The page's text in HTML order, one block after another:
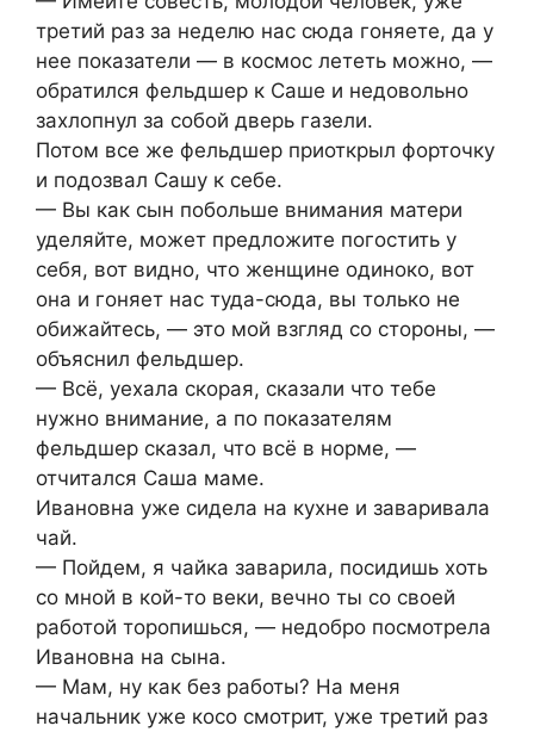
третий раз за неделю нас сюда гоняете, да у
нее показатели — в космос лететь можно, —
обратился фельдшер к Саше и недовольно
захлопнул за собой дверь газели.
Потом все же фельдшер приоткрыл форточку
и подозвал Сашу к себе.
— Вы как сын побольше внимания матери
уделяйте, может предложите погостить у
себя, вот видно, что женщине одиноко, вот
она и гоняет нас туда-сюда, вы только не
обижайтесь, — это мой взгляд со стороны, —
объяснил фельдшер.
— Всё, уехала скорая, сказали что тебе
нужно внимание, а по показателям
фельдшер сказал, что всё в норме, —
отчитался Саша маме.
Ивановна уже сидела на кухне и заваривала
чай.
— Пойдем, я чайка заварила, посидишь хоть
со мной в кой-то веки, вечно ты со своей
работой торопишься, — недобро посмотрела
Ивановна на сына.
— Мам, ну как без работы? На меня
начальник уже косо смотрит, уже третий раз